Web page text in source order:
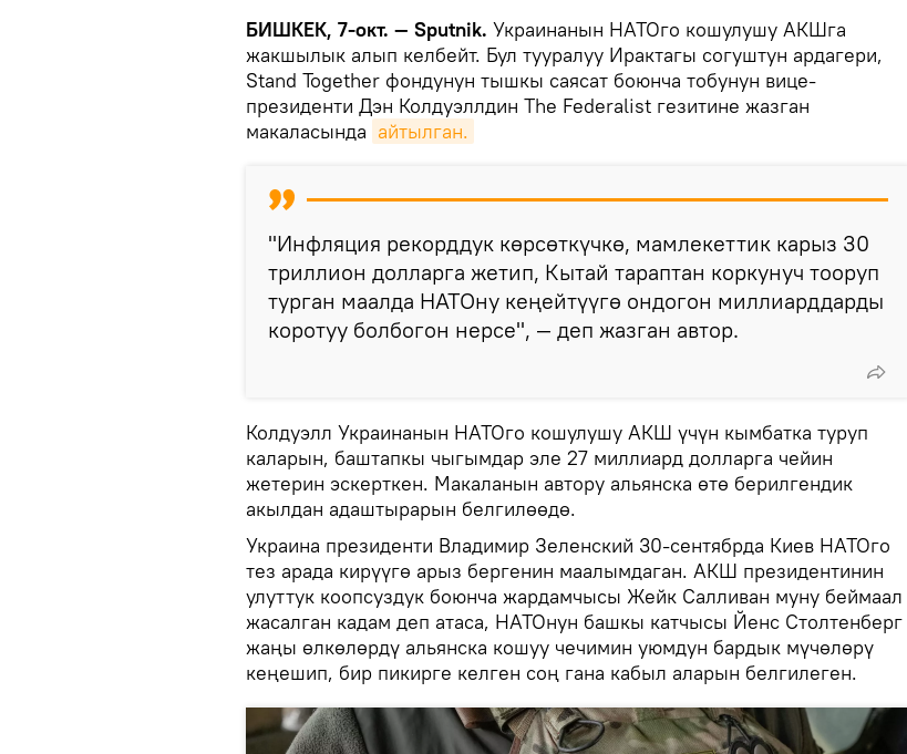
БИШКЕК, 7-окт. — Sputnik. Украинанын НАТОго кошулушу АКШга
жакшылык алып келбейт. Бул тууралуу Ирактагы согуштун ардагери,
Stand Together фондунун тышкы саясат боюнча тобунун вице-
президенти Дэн Колдуэллдин The Federalist гезитине жазган
макаласында айтылган.
"Инфляция рекорддук көрсөткүчкө, мамлекеттик карыз 30
триллион долларга жетип, Кытай тараптан коркунуч тооруп
турган маалда НАТОну кеңейтүүгө ондогон миллиарддарды
коротуу болбогон нерсе", — деп жазган автор.
Колдуэлл Украинанын НАТОго кошулушу АКШ үчүн кымбатка туруп
каларын, баштапкы чыгымдар эле 27 миллиард долларга чейин
жетерин эскерткен. Макаланын автору альянска өтө берилгендик
акылдан адаштырарын белгилөөдө.
Украина президенти Владимир Зеленский 30-сентябрда Киев НАТОго
тез арада кирүүгө арыз бергенин маалымдаган. АКШ президентинин
улуттук коопсуздук боюнча жардамчысы Жейк Салливан муну беймаал
жасалган кадам деп атаса, НАТОнун башкы катчысы Йенс Столтенберг
жаңы өлкөлөрдү альянска кошуу чечимин уюмдун бардык мүчөлөрү
кеңешип, бир пикирге келген соң гана кабыл аларын белгилеген.